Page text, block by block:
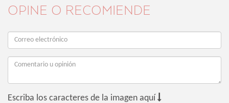
OPINE O RECOMIENDE
Escriba los caracteres de la imagen aquí 